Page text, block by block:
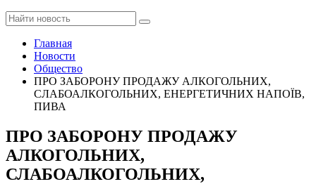
Главная
Новости
Общество
ПРО ЗАБОРОНУ ПРОДАЖУ АЛКОГОЛЬНИХ,
СЛАБОАЛКОГОЛЬНИХ, ЕНЕРГЕТИЧНИХ НАПОЇВ,
ПИВА
ПРО ЗАБОРОНУ ПРОДАЖУ
АЛКОГОЛЬНИХ,
СЛАБОАЛКОГОЛЬНИХ,